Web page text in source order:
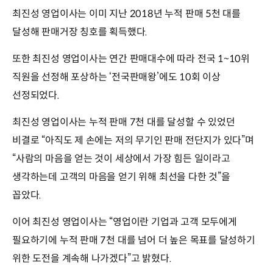
최진성 영업이사는 이미 지난 2018년 누적 판매 5천 대를
달성해 판매거장 칭호를 획득했다.
또한 최진성 영업이사는 연간 판매대수에 따라 전국 1~10위
직원을 선정해 포상하는 ‘전국판매왕’에도 10회 이상
선정되었다.
최진성 영업이사는 누적 판매 7천 대를 달성할 수 있었던
비결로 “아직도 제 손에는 저의 무기인 판매 전단지가 있다”며
“사람의 마음을 얻는 것이 세상에서 가장 힘든 일이라고
생각하는데 고객의 마음을 얻기 위해 최선을 다한 것”을
꼽았다.
이어 최진성 영업이사는 “영업이란 기업과 고객 모두에게
필요하기에 누적 판매 7천 대를 넘어 더 높은 목표를 달성하기
위한 도전을 계속해 나가겠다”고 밝혔다.